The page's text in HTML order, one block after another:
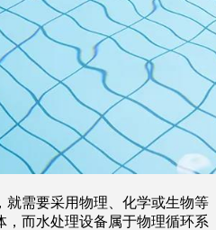
需要采用物理、化学或生物等
而水处理设备属于物理循环系